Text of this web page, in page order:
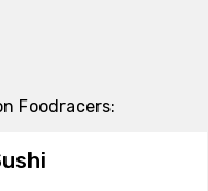
Foodracers: